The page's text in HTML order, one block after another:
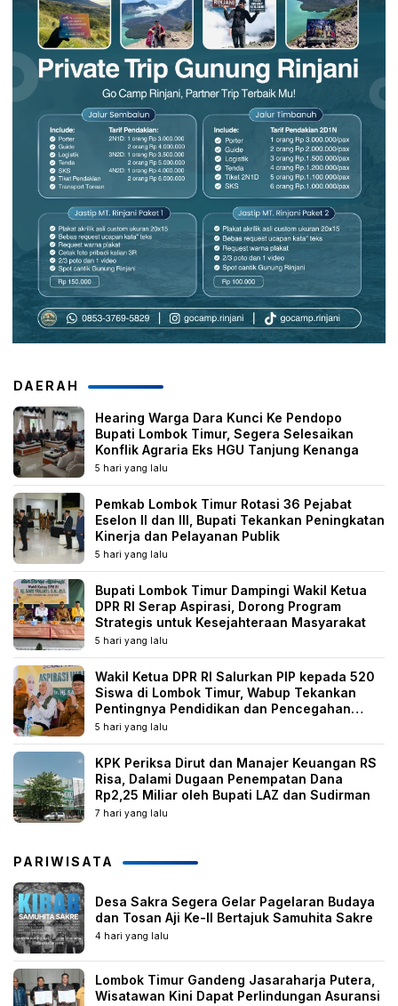
DAERAH
Hearing Warga Dara Kunci Ke Pendopo
Bupati Lombok Timur, Segera Selesaikan
Konflik Agraria Eks HGU Tanjung Kenanga
5 hari yang lalu
Pemkab Lombok Timur Rotasi 36 Pejabat
Eselon II dan III, Bupati Tekankan Peningkatan
Kinerja dan Pelayanan Publik
5 hari yang lalu
Bupati Lombok Timur Dampingi Wakil Ketua
DPR RI Serap Aspirasi, Dorong Program
Strategis untuk Kesejahteraan Masyarakat
5 hari yang lalu
Wakil Ketua DPR RI Salurkan PIP kepada 520
Siswa di Lombok Timur, Wabup Tekankan
Pentingnya Pendidikan dan Pencegahan
Perkawinan Anak
5 hari yang lalu
KPK Periksa Dirut dan Manajer Keuangan RS
Risa, Dalami Dugaan Penempatan Dana
Rp2,25 Miliar oleh Bupati LAZ dan Sudirman
7 hari yang lalu
PARIWISATA
Desa Sakra Segera Gelar Pagelaran Budaya
dan Tosan Aji Ke-II Bertajuk Samuhita Sakre
4 hari yang lalu
Lombok Timur Gandeng Jasaraharja Putera,
Wisatawan Kini Dapat Perlindungan Asuransi